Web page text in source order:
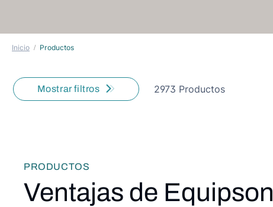
Inicio Productos
Mostrar filtros 2973 Productos
PRODUCTOS
Ventajas de Equipson